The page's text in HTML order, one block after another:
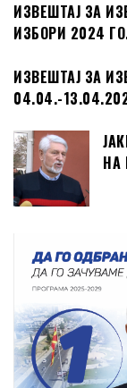
ИЗВЕШТАЈ ЗА
ИЗБОРИ 2024
ИЗВЕШТАЈ ЗА
04.04.-
НА